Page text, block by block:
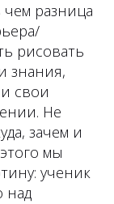
чем разница
рисовать
знания,
свои
Не
зачем и
мы
ученик
над